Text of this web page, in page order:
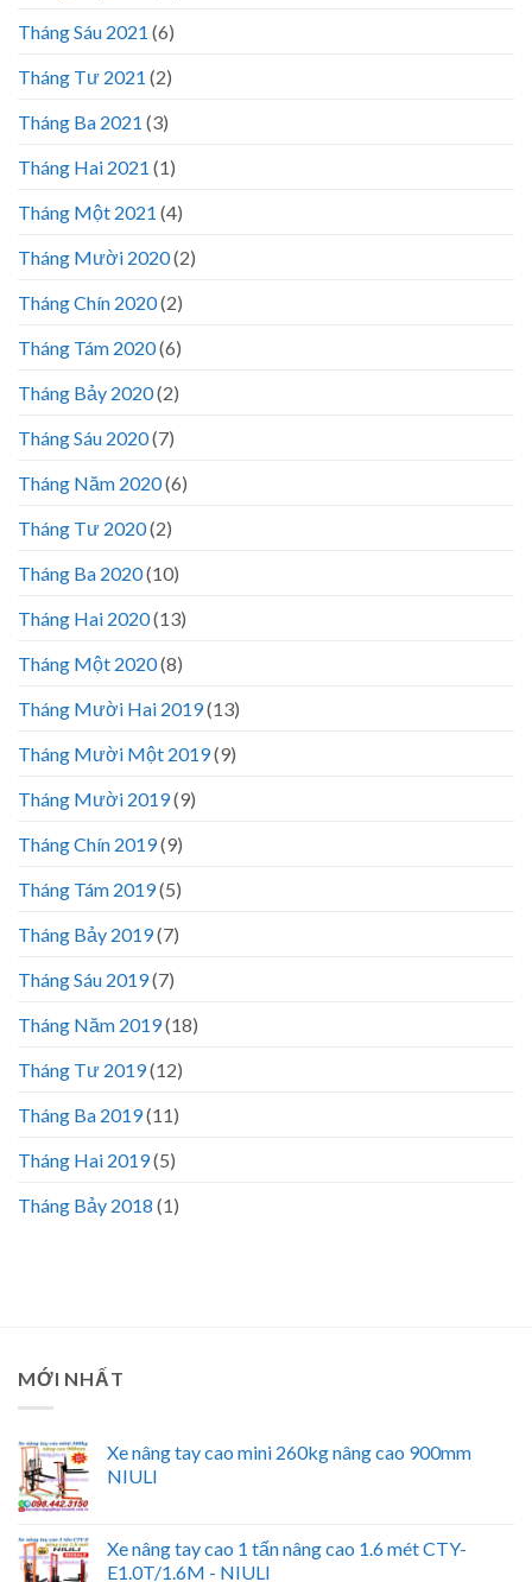
Tháng Sáu 2021 (6)
Tháng Tư 2021 (2)
Tháng Ba 2021 (3)
Tháng Hai 2021 (1)
Tháng Một 2021 (4)
Tháng Mười 2020(2)
Tháng Chín 2020(2)
Tháng Tám 2020(6)
Tháng Bảy 2020(2)
Tháng Sáu 2020(7)
Tháng Năm 2020(6)
Tháng Tư 2020(2)
Tháng Ba 2020(10)
Tháng Hai 2020(13)
Tháng Một 2020(8)
Tháng Mười Hai 2019(13)
Tháng Mười Một 2019(9)
Tháng Mười 2019(9)
Tháng Chín 2019(9)
Tháng Tám 2019(5)
Tháng Bảy 2019(7)
Tháng Sáu 2019(7)
Tháng Năm 2019(18)
Tháng Tư 2019(12)
Tháng Ba 2019(11)
Tháng Hai 2019(5)
Tháng Bảy 2018 (1)
MỚI NHẤT
Xe nâng tay cao mini 260kg nâng cao 900mm
NIULI
Xe nâng tay cao 1 tấn nâng cao 1.6 mét CTY-
E1.0T/1.6M - NIULI